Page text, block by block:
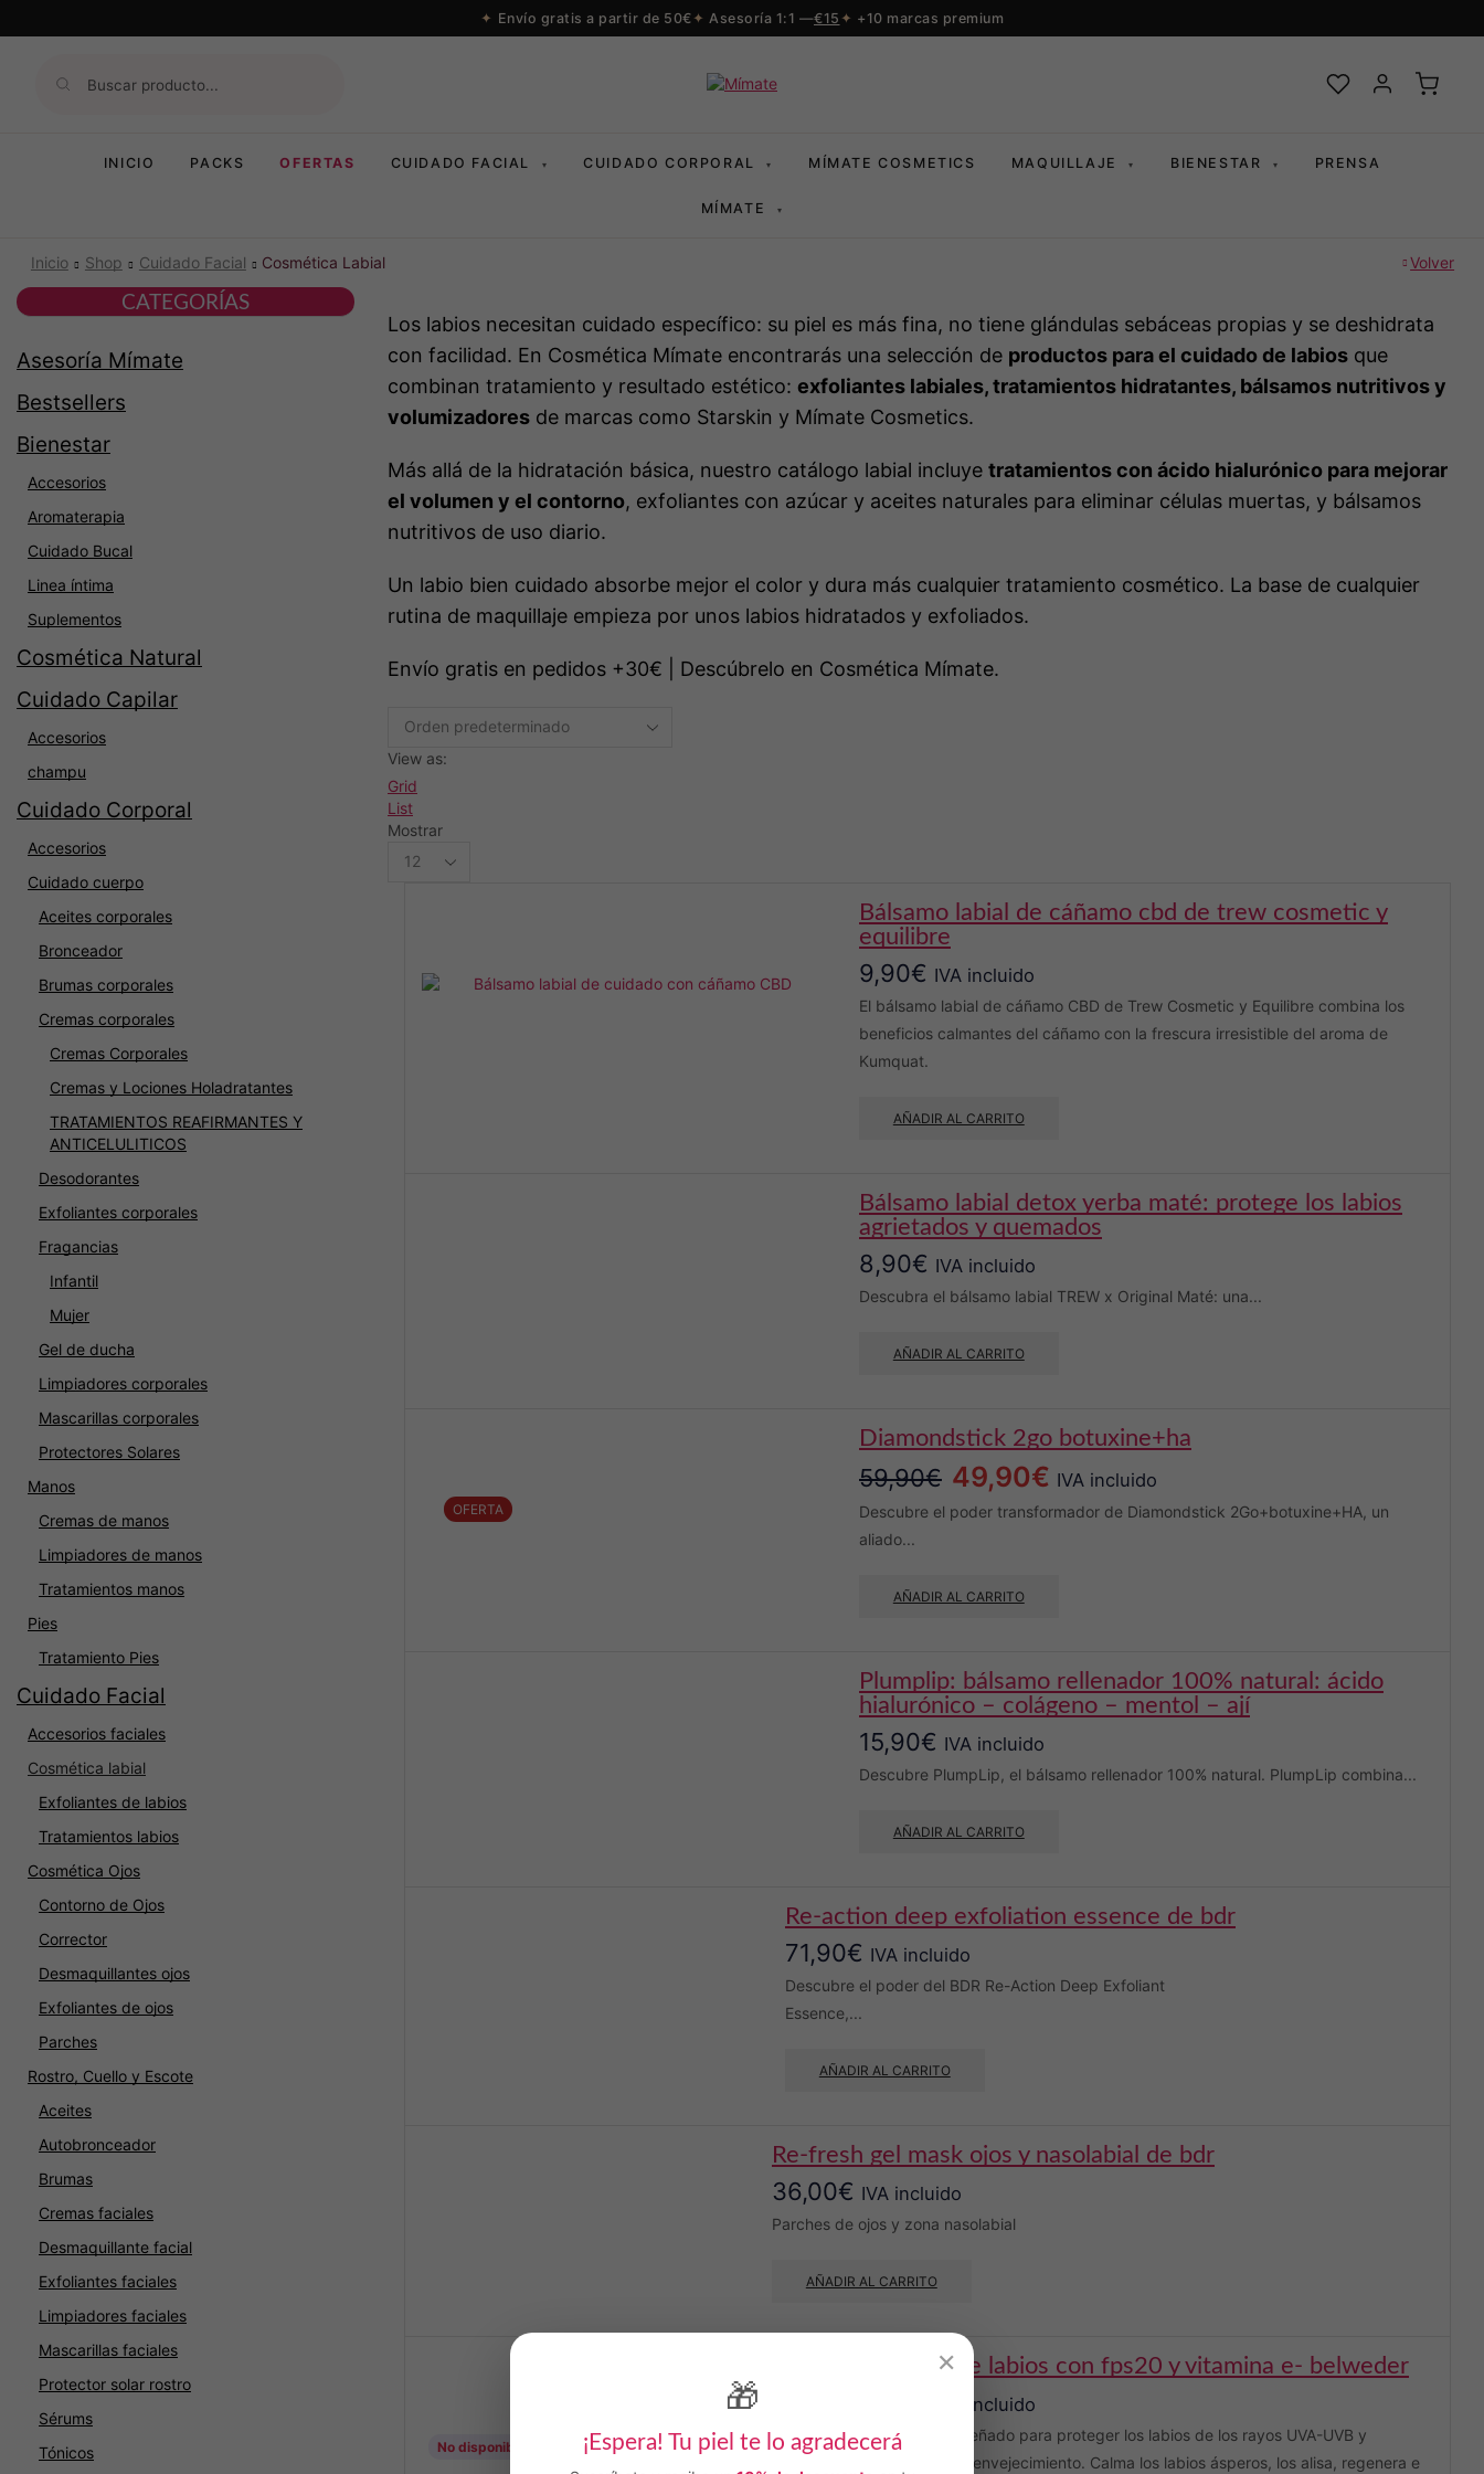
Envío gratis a partir de 50€ Asesoría 1:1 —€15 +10 marcas premium
INICIO PACKS OFERTAS CUIDADO FACIAL ▾ CUIDADO CORPORAL ▾ MÍMATE COSMETICS MAQUILLAJE ▾ BIENESTAR ▾ PRENSA
MÍMATE ▾
Inicio Shop Cuidado Facial Cosmética Labial Volver
Los labios necesitan cuidado específico: su piel es más fina, no tiene glándulas sebáceas propias y se deshidrata
con facilidad. En Cosmética Mímate encontrarás una selección de productos para el cuidado de labios que
combinan tratamiento y resultado estético: exfoliantes labiales, tratamientos hidratantes, bálsamos nutritivos y
volumizadores de marcas como Starskin y Mímate Cosmetics.
Más allá de la hidratación básica, nuestro catálogo labial incluye tratamientos con ácido hialurónico para mejorar
el volumen y el contorno, exfoliantes con azúcar y aceites naturales para eliminar células muertas, y bálsamos
nutritivos de uso diario.
Un labio bien cuidado absorbe mejor el color y dura más cualquier tratamiento cosmético. La base de cualquier
rutina de maquillaje empieza por unos labios hidratados y exfoliados.
Envío gratis en pedidos +30€ | Descúbrelo en Cosmética Mímate.
View as:
Grid
List
Mostrar
per
bálsamo labial de cáñamo cbd de trew cosmetic y
equilibre
9,90€ IVA incluido
El bálsamo labial de cáñamo CBD de Trew Cosmetic y Equilibre combina los
beneficios calmantes del cáñamo con la frescura irresistible del aroma de
Kumquat.
AÑADIR AL CARRITO
bálsamo labial detox yerba maté: protege los labios
agrietados y quemados
8,90€ IVA incluido
Descubra el bálsamo labial TREW x Original Maté: una...
AÑADIR AL CARRITO
OFERTA
diamondstick 2go botuxine+ha
59,90€ El
precio
49,90€ El
precio
IVA incluido
Descubre el poder transformador de Diamondstick 2Go+botuxine+HA, un
aliado...
AÑADIR AL CARRITO
plumplip: bálsamo rellenador 100% natural: ácido
hialurónico – colágeno – mentol – ají
15,90€ IVA incluido
Descubre PlumpLip, el bálsamo rellenador 100% natural. PlumpLip combina...
AÑADIR AL CARRITO
re-action deep exfoliation essence de bdr
71,90€ IVA incluido
Descubre el poder del BDR Re-Action Deep Exfoliant
Essence,...
AÑADIR AL CARRITO
re-fresh gel mask ojos y nasolabial de bdr
36,00€ IVA incluido
Parches de ojos y zona nasolabial
AÑADIR AL CARRITO
No disponible
bálsamo de labios con fps20 y vitamina e- belweder
IVA incluido
Un bálsamo diseñado para proteger los labios de los rayos UVA-UVB y
combatir el fotoenvejecimiento. Calma los labios ásperos, los alisa, regenera e
CATEGORÍAS
Asesoría Mímate
Bestsellers
Bienestar
Accesorios
Aromaterapia
Cuidado Bucal
Linea íntima
Suplementos
Cosmética Natural
Cuidado Capilar
Accesorios
champu
Cuidado Corporal
Accesorios
Cuidado cuerpo
Aceites corporales
Bronceador
Brumas corporales
Cremas corporales
Cremas Corporales
Cremas y Lociones Holadratantes
TRATAMIENTOS REAFIRMANTES Y
ANTICELULITICOS
Desodorantes
Exfoliantes corporales
Fragancias
Infantil
Mujer
Gel de ducha
Limpiadores corporales
Mascarillas corporales
Protectores Solares
Manos
Cremas de manos
Limpiadores de manos
Tratamientos manos
Pies
Tratamiento Pies
Cuidado Facial
Accesorios faciales
Cosmética labial
Exfoliantes de labios
Tratamientos labios
Cosmética Ojos
Contorno de Ojos
Corrector
Desmaquillantes ojos
Exfoliantes de ojos
Parches
Rostro, Cuello y Escote
Aceites
Autobronceador
Brumas
Cremas faciales
Desmaquillante facial
Exfoliantes faciales
Limpiadores faciales
Mascarillas faciales
Protector solar rostro
Sérums
Tónicos
✕
🎁
¡Espera! Tu piel te lo agradecerá